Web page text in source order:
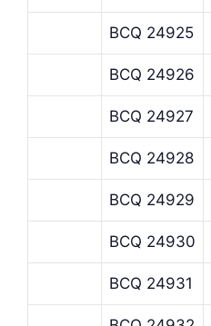
BCQ 24925
BCQ 24926
BCQ 24927
BCQ 24928
BCQ 24929
BCQ 24930
BCQ 24931